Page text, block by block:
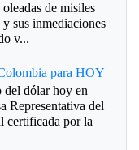
de misiles
sus inmediaciones
v...
para HOY
del dólar hoy en
Representativa del
certificada por la